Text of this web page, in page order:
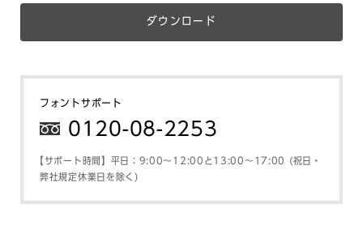
ダウンロード
フォントサポート
0120-08-2253
【サポート時間】平日：9:00～12:00と13:00～17:00 (祝日・
弊社規定休業日を除く)